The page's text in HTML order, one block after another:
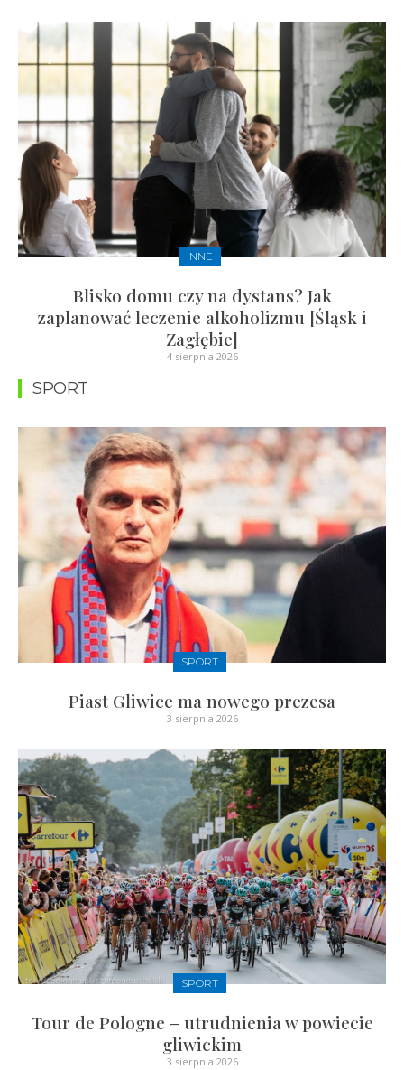
INNE
Blisko domu czy na dystans? Jak
zaplanować leczenie alkoholizmu [Śląsk i
Zagłębie]
4 sierpnia 2026
SPORT
SPORT
Piast Gliwice ma nowego prezesa
3 sierpnia 2026
SPORT
Tour de Pologne – utrudnienia w powiecie
gliwickim
3 sierpnia 2026